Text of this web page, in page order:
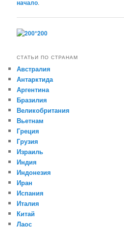
начало.
СТАТЬИ ПО СТРАНАМ
Австралия
Антарктида
Аргентина
Бразилия
Великобритания
Вьетнам
Греция
Грузия
Израиль
Индия
Индонезия
Иран
Испания
Италия
Китай
Лаос